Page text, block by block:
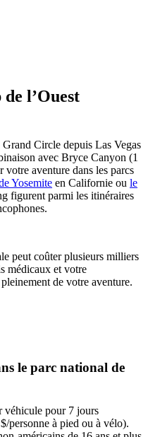
l’Ouest
Circle depuis Las Vegas
avec Bryce Canyon (1
aventure dans les parcs
Yosemite en Californie ou le
figurent parmi les itinéraires
peut coûter plusieurs milliers
médicaux et votre
de votre aventure.
le parc national de
véhicule pour 7 jours
personne à pied ou à vélo).